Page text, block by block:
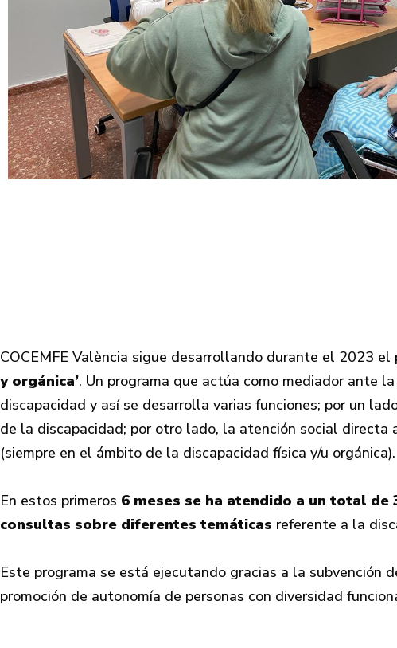
COCEMFE València sigue desarrollando durante el 2023 el
y orgánica’. Un programa que actúa como mediador ante
discapacidad y así se desarrolla varias funciones; por un
de la discapacidad; por otro lado, la atención social
(siempre en el ámbito de la discapacidad física y/u orgánica).
En estos primeros 6 meses se ha atendido a un total de
consultas sobre diferentes temáticas referente a la
Este programa se está ejecutando gracias a la subvención
promoción de autonomía de personas con diversidad